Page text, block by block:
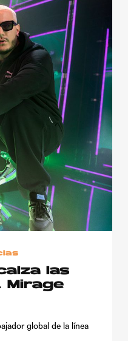
DE UMO agency. TODOS LOS
las
Mirage
global de la línea